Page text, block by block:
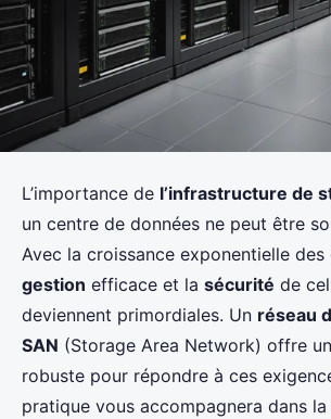
L’importance de l’infrastructure de
un centre de données ne peut être
Avec la croissance exponentielle des
gestion efficace et la sécurité de
deviennent primordiales. Un réseau
SAN (Storage Area Network) offre
robuste pour répondre à ces
pratique vous accompagnera dans